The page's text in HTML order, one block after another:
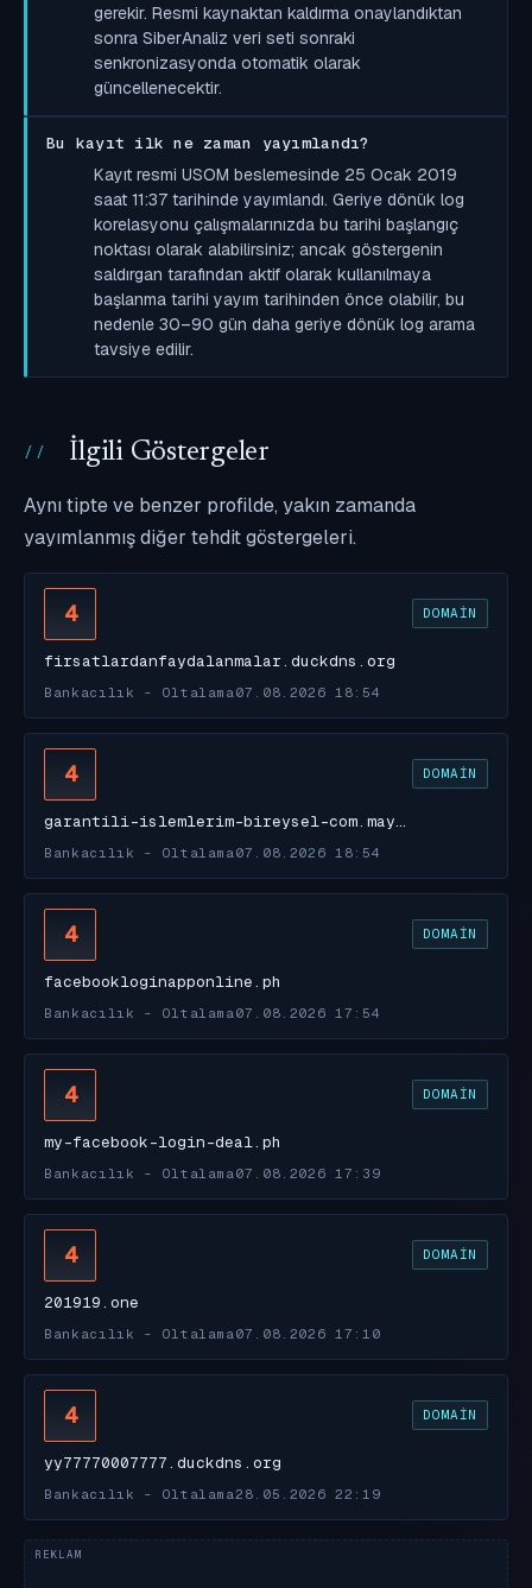
gerekir. Resmi kaynaktan kaldırma onaylandıktan
sonra SiberAnaliz veri seti sonraki
senkronizasyonda otomatik olarak
güncellenecektir.
Bu kayıt ilk ne zaman yayımlandı?
Kayıt resmi USOM beslemesinde 25 Ocak 2019
saat 11:37 tarihinde yayımlandı. Geriye dönük log
korelasyonu çalışmalarınızda bu tarihi başlangıç
noktası olarak alabilirsiniz; ancak göstergenin
saldırgan tarafından aktif olarak kullanılmaya
başlanma tarihi yayım tarihinden önce olabilir, bu
nedenle 30–90 gün daha geriye dönük log arama
tavsiye edilir.
İlgili Göstergeler
Aynı tipte ve benzer profilde, yakın zamanda
yayımlanmış diğer tehdit göstergeleri.
4 DOMAIN
firsatlardanfaydalanmalar.duckdns.org
Bankacılık - Oltalama 07.08.2026 18:54
4 DOMAIN
garantili-islemlerim-bireysel-com.may…
Bankacılık - Oltalama 07.08.2026 18:54
4 DOMAIN
facebookloginapponline.ph
Bankacılık - Oltalama 07.08.2026 17:54
4 DOMAIN
my-facebook-login-deal.ph
Bankacılık - Oltalama 07.08.2026 17:39
4 DOMAIN
201919.one
Bankacılık - Oltalama 07.08.2026 17:10
4 DOMAIN
yy77770007777.duckdns.org
Bankacılık - Oltalama28.05.2026 22:19